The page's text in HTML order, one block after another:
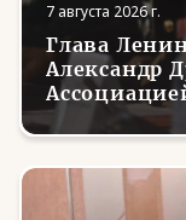
7 августа 2026 г.
Глава
Александр